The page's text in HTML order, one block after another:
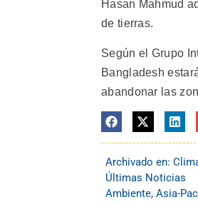
Hasan Mahmud
de tierras.
Según el Grupo
Bangladesh
abandonar las
Archivado en:
Últimas Noticias
Ambiente, Asia-